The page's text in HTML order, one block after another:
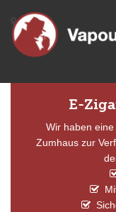
E-
Wir haben
Zumhaus zur